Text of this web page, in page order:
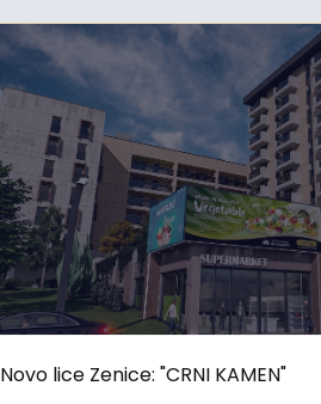
Novo lice Zenice: "CRNI KAMEN"